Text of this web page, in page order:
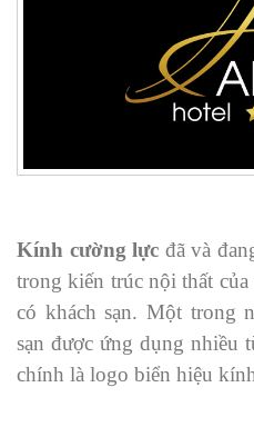
Kính cường lực đã và
trong kiến trúc nội thất
có khách sạn. Một trong
sạn được ứng dụng nhiều
chính là logo biển hiệu